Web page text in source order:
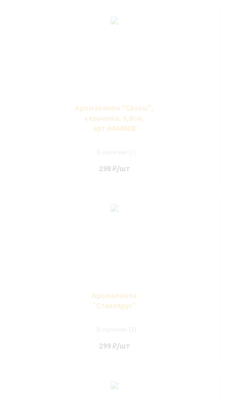
Аромалампа "Слоны",
керамика, 6,8см,
арт.4444808
298₽/шт
Аромалампа
"Стеклярус"
299₽/шт